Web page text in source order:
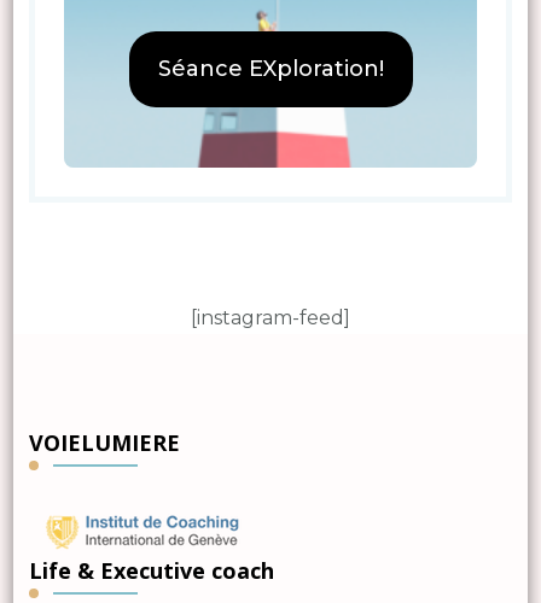
Séance EXploration!
[instagram-feed]
VOIELUMIERE
Life & Executive coach